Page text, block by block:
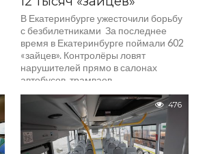
В Екатеринбурге ужесточили борьбу
с безбилетниками За последнее
время в Екатеринбурге поймали 602
«зайцев». Контролёры ловят
нарушителей прямо в салонах
автобусов, трамваев...
476